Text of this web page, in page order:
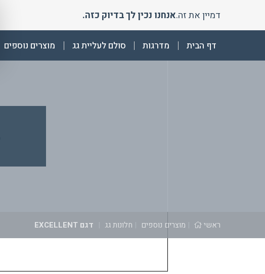
content
דמיין את זה.אנחנו נכין לך בדיוק כזה.
דף הבית מדרגות סולם לעליית גג מוצרים נוספים
ראשי מוצרים נוספים חלונות גג דגם EXCELLENT